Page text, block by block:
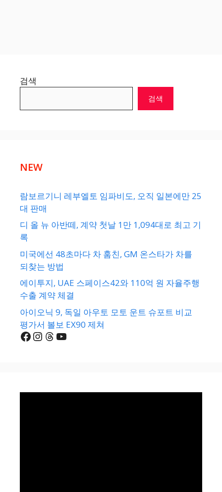
검색
검색
NEW
람보르기니 레부엘토 임파비도, 오직 일본에만 25
대 판매
디 올 뉴 아반떼, 계약 첫날 1만 1,094대로 최고 기
록
미국에선 48초마다 차 훔친, GM 온스타가 차를
되찾는 방법
에이투지, UAE 스페이스42와 110억 원 자율주행
수출 계약 체결
아이오닉 9, 독일 아우토 모토 운트 슈포트 비교
평가서 볼보 EX90 제쳐
Facebook
Instagram
Threads
YouTube